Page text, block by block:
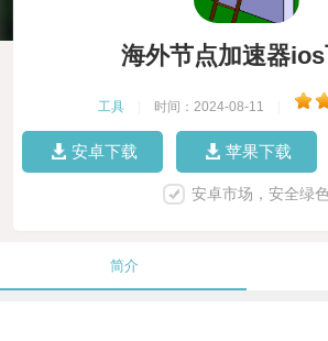
海外节点加速器
工具 时间：2024-08-11
安卓下载 苹果下载
安卓市场，安全绿
简介